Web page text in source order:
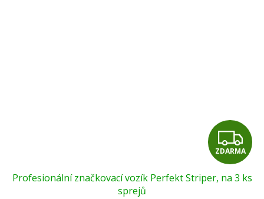
Z
D
A
ZDARMA
Profesionální značkovací vozík Perfekt Striper, na 3 ks
sprejů